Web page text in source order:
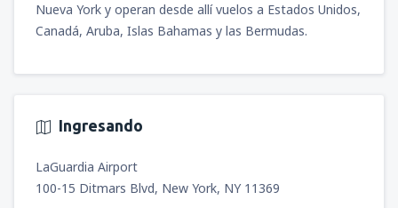
Nueva York y operan desde allí vuelos a Estados Unidos,
Canadá, Aruba, Islas Bahamas y las Bermudas.
Ingresando
LaGuardia Airport
100-15 Ditmars Blvd, New York, NY 11369